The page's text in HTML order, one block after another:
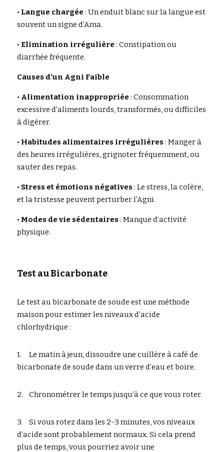
• Langue chargée : Un enduit blanc sur la langue est
souvent un signe d’Ama.
• Elimination irrégulière : Constipation ou
diarrhée fréquente.
Causes d’un Agni Faible
• Alimentation inappropriée : Consommation
excessive d’aliments lourds, transformés, ou difficiles
à digérer.
• Habitudes alimentaires irrégulières : Manger à
des heures irrégulières, grignoter fréquemment, ou
sauter des repas.
• Stress et émotions négatives : Le stress, la colère,
et la tristesse peuvent perturber l’Agni.
• Modes de vie sédentaires : Manque d’activité
physique.
Test au Bicarbonate
Le test au bicarbonate de soude est une méthode
maison pour estimer les niveaux d’acide
chlorhydrique :
1.	Le matin à jeun, dissoudre une cuillère à café de
bicarbonate de soude dans un verre d’eau et boire.
2.	Chronométrer le temps jusqu’à ce que vous roter.
3.	Si vous rotez dans les 2-3 minutes, vos niveaux
d’acide sont probablement normaux. Si cela prend
plus de temps, vous pourriez avoir une